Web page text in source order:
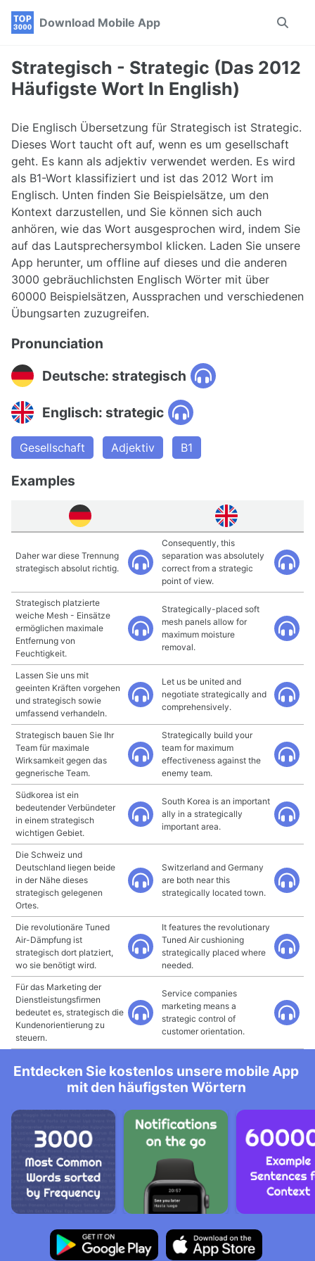
Skip
navigation
Skip
Skip
Download Mobile App
Toggle
Strategisch - Strategic (Das 2012
Häufigste Wort In English)
Die Englisch Übersetzung für Strategisch ist Strategic.
Dieses Wort taucht oft auf, wenn es um gesellschaft
geht. Es kann als adjektiv verwendet werden. Es wird
als B1-Wort klassifiziert und ist das 2012 Wort im
Englisch. Unten finden Sie Beispielsätze, um den
Kontext darzustellen, und Sie können sich auch
anhören, wie das Wort ausgesprochen wird, indem Sie
auf das Lautsprechersymbol klicken. Laden Sie unsere
App herunter, um offline auf dieses und die anderen
3000 gebräuchlichsten Englisch Wörter mit über
60000 Beispielsätzen, Aussprachen und verschiedenen
Übungsarten zuzugreifen.
Pronunciation
Deutsche: strategisch
Englisch: strategic
Gesellschaft Adjektiv B1
Examples
Daher war diese Trennung
strategisch absolut richtig.
Consequently, this
separation was absolutely
correct from a strategic
point of view.
Strategisch platzierte
weiche Mesh - Einsätze
ermöglichen maximale
Entfernung von
Feuchtigkeit.
Strategically-placed soft
mesh panels allow for
maximum moisture
removal.
Lassen Sie uns mit
geeinten Kräften vorgehen
und strategisch sowie
umfassend verhandeln.
Let us be united and
negotiate strategically and
comprehensively.
Strategisch bauen Sie Ihr
Team für maximale
Wirksamkeit gegen das
gegnerische Team.
Strategically build your
team for maximum
effectiveness against the
enemy team.
Südkorea ist ein
bedeutender Verbündeter
in einem strategisch
wichtigen Gebiet.
South Korea is an important
ally in a strategically
important area.
Die Schweiz und
Deutschland liegen beide
in der Nähe dieses
strategisch gelegenen
Ortes.
Switzerland and Germany
are both near this
strategically located town.
Die revolutionäre Tuned
Air-Dämpfung ist
strategisch dort platziert,
wo sie benötigt wird.
It features the revolutionary
Tuned Air cushioning
strategically placed where
needed.
Für das Marketing der
Dienstleistungsfirmen
bedeutet es, strategisch die
Kundenorientierung zu
steuern.
Service companies
marketing means a
strategic control of
customer orientation.
Entdecken Sie kostenlos unsere mobile App
mit den häufigsten Wörtern